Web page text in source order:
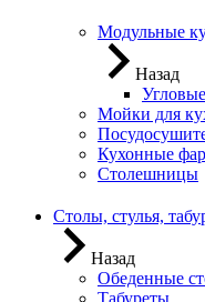
Модульные
Назад
Угловые
Мойки для
Кухонные
Столешницы
Столы, стулья,
Назад
Обеденные
Табуреты